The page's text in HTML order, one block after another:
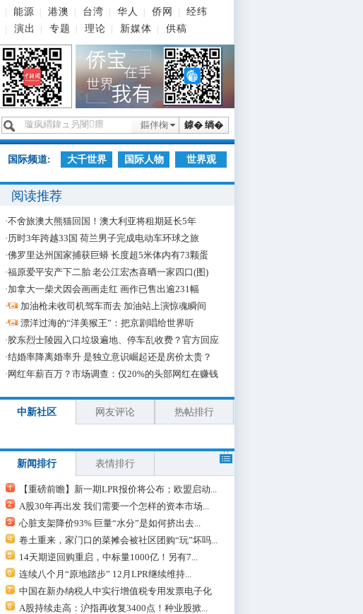
能源 港澳 台湾 华人 侨网
经纬
演出 专题 理论 新媒体 供稿
鎼� 绱�
鏂伴椈
国际频道: 大千世界 国际人物 世界观
阅读推荐
·不舍旅澳大熊猫回国！澳大利亚将租期延长5年
·历时3年跨越33国 荷兰男子完成电动车环球之旅
·佛罗里达州国家捕获巨蟒 长度超5米体内有73颗蛋
·福原爱平安产下二胎 老公江宏杰喜晒一家四口(图)
·加拿大一柴犬因会画画走红 画作已售出逾231幅
·
加油枪未收司机驾车而去 加油站上演惊魂瞬间
·
漂洋过海的“洋美猴王”：把京剧唱给世界听
·胶东烈士陵园入口垃圾遍地、停车乱收费？官方回应
·结婚率降离婚率升 是独立意识崛起还是房价太贵？
· 网红年薪百万？市场调查：仅20%的头部网红在赚钱
中新社区 网友评论 热帖排行
新闻排行 表情排行
【重磅前瞻】新一期LPR报价将公布；欧盟启动...
A股30年再出发 我们需要一个怎样的资本市场...
心脏支架降价93% 巨量“水分”是如何挤出去...
卷土重来，家门口的菜摊会被社区团购“玩”坏吗...
14天期逆回购重启，中标量1000亿！另有7...
连续八个月“原地踏步” 12月LPR继续维持...
中国在新办纳税人中实行增值税专用发票电子化
A股持续走高：沪指再收复3400点！种业股掀...